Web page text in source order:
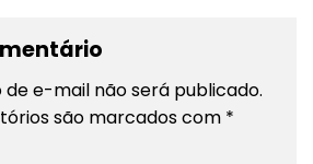
de e-mail não será publicado.
são marcados com *